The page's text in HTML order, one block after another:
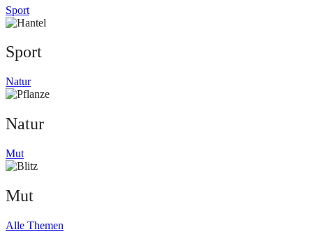
Sport
Sport
Natur
Natur
Mut
Mut
Alle Themen